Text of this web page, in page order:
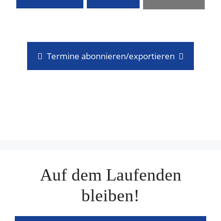
Termine abonnieren/exportieren
Auf dem Laufenden
bleiben!